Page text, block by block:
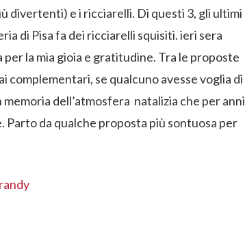
divertenti) e i ricciarelli. Di questi 3, gli ultimi
di Pisa fa dei ricciarelli squisiti. ieri sera
la mia gioia e gratitudine. Tra le proposte
complementari, se qualcuno avesse voglia di
memoria dell’atmosfera natalizia che per anni
da qualche proposta più sontuosa per